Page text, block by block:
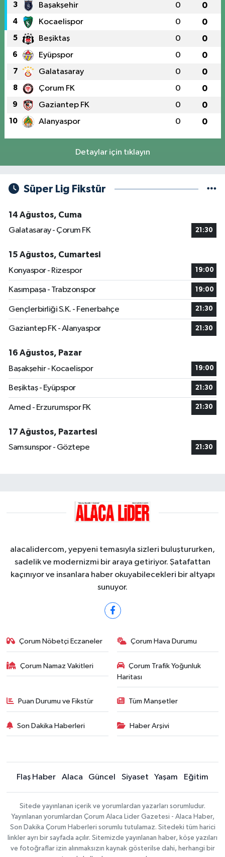
3 Başakşehir 0 0
4 Kocaelispor 0 0
5 Beşiktaş 0 0
6 Eyüpspor 0 0
7 Galatasaray 0 0
8 Çorum FK 0 0
9 Gaziantep FK 0 0
10 Alanyaspor 0 0
Detaylar için tıklayın
Süper Lig Fikstür
14 Ağustos, Cuma
Galatasaray - Çorum FK
21:30
15 Ağustos, Cumartesi
Konyaspor - Rizespor
19:00
Kasımpaşa - Trabzonspor 19:00
Gençlerbirliği S.K. - Fenerbahçe 21:30
Gaziantep FK - Alanyaspor 21:30
16 Ağustos, Pazar
Başakşehir - Kocaelispor
19:00
Beşiktaş - Eyüpspor 21:30
Amed - Erzurumspor FK 21:30
17 Ağustos, Pazartesi
Samsunspor - Göztepe
21:30
alacalidercom, yepyeni temasıyla sizleri buluştururken,
sadelik ve modernizmi bir araya getiriyor. Şatafattan
kaçınıyor ve insanlara haber okuyabilecekleri bir altyapı
sunuyor.
Çorum Nöbetçi Eczaneler Çorum Hava Durumu
Çorum Namaz Vakitleri
Çorum Trafik Yoğunluk
Haritası
Puan Durumu ve Fikstür Tüm Manşetler
Son Dakika Haberleri Haber Arşivi
Flaş Haber Alaca Güncel Siyaset Yaşam Eğitim
Sitede yayınlanan içerik ve yorumlardan yazarları sorumludur.
Yayınlanan yorumlardan Çorum Alaca Lider Gazetesi - Alaca Haber,
Son Dakika Çorum Haberleri sorumlu tutulamaz. Sitedeki tüm harici
linkler ayrı bir sayfada açılır. Sitemizde yayınlanan haber, köşe yazıları
ve fotoğraflar izin alınmaksızın kaynak gösterilse dahi, herhangi bir